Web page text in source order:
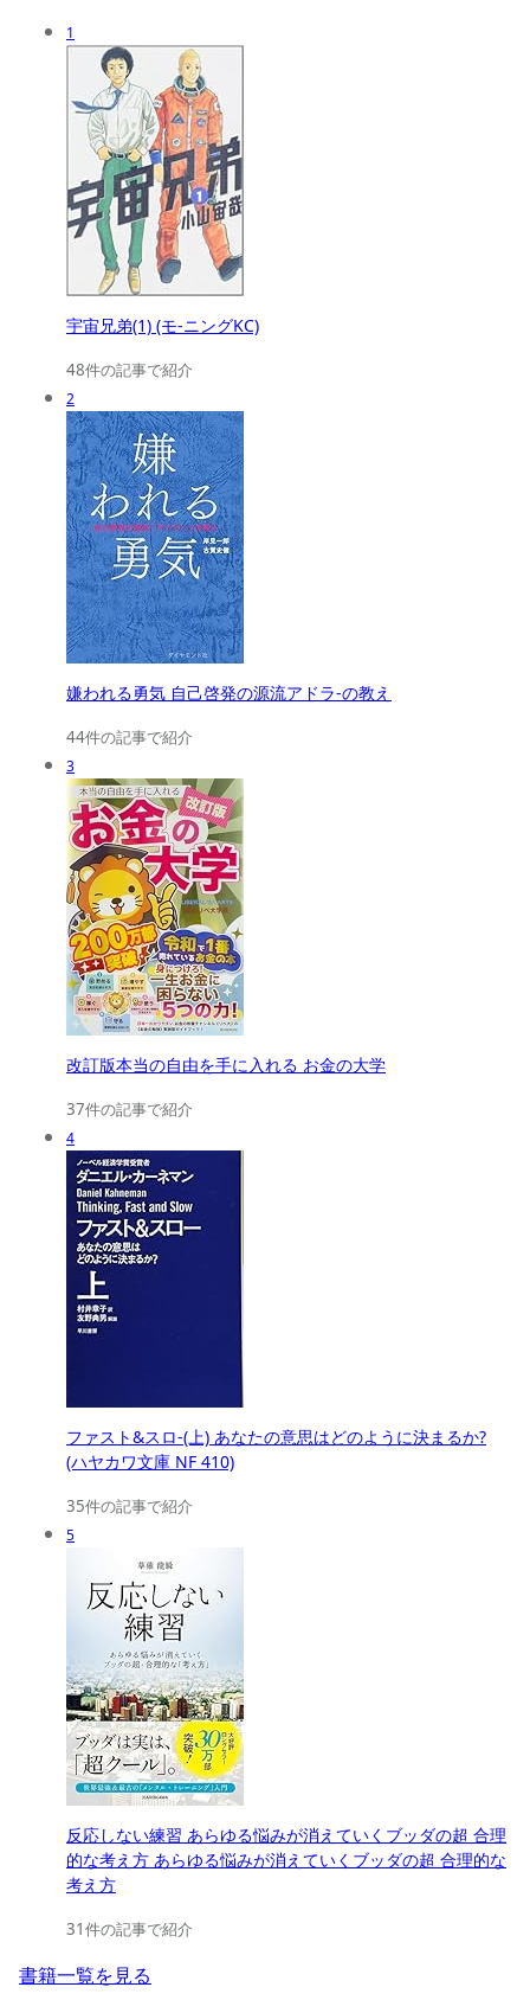
1
宇宙兄弟(1) (モ-ニングKC)
48件の記事で紹介
2
嫌われる勇気 自己啓発の源流アドラ-の教え
44件の記事で紹介
3
改訂版本当の自由を手に入れる お金の大学
37件の記事で紹介
4
ファスト&スロ-(上) あなたの意思はどのように決まるか?
(ハヤカワ文庫 NF 410)
35件の記事で紹介
5
反応しない練習 あらゆる悩みが消えていくブッダの超 合理
的な考え方 あらゆる悩みが消えていくブッダの超 合理的な
考え方
31件の記事で紹介
書籍一覧を見る